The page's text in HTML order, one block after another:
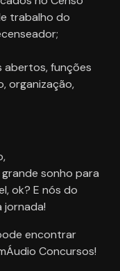
trabalho do
abertos, funções
organização,
sonho para
ok? E nós do
jornada!
encontrar
Concursos!